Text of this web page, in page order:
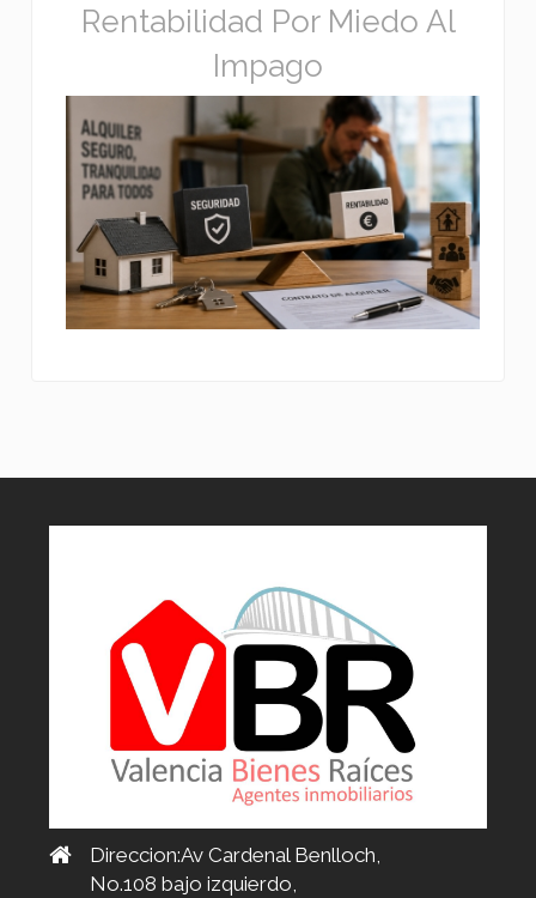
Rentabilidad Por Miedo Al
Impago
Direccion:Av Cardenal Benlloch,
No.108 bajo izquierdo,